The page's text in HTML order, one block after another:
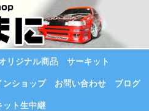
リジナル商品
サーキット
ンショップ お問い合わせ
ブログ
ット生中継